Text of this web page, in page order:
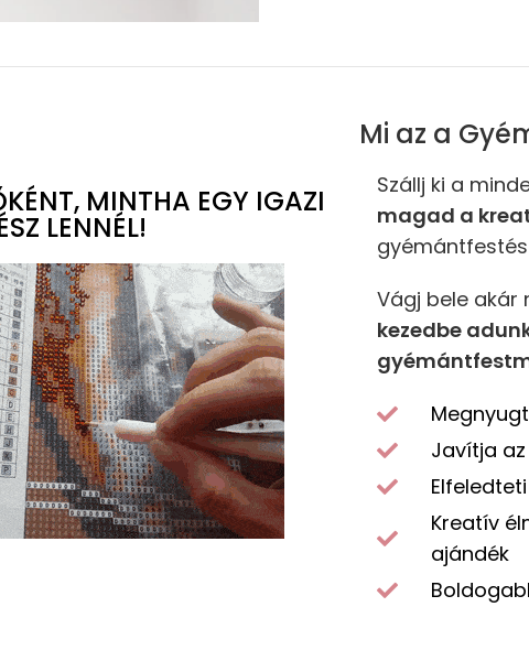
MINTHA EGY IGAZI
LENNÉL!
Mi az a
Szállj ki a
magad a
Vágj bele akár
kezedbe
Javítja
Kreatív
ajándék